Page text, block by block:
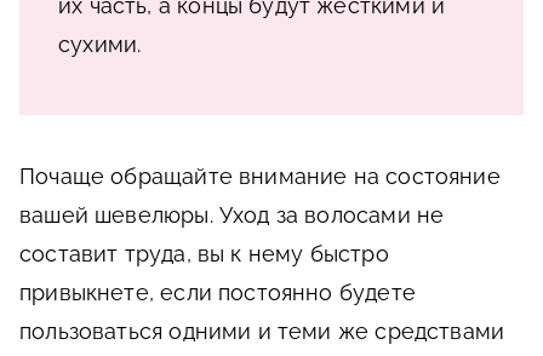
их часть, а концы будут жесткими и
сухими.
Почаще обращайте внимание на состояние
вашей шевелюры. Уход за волосами не
составит труда, вы к нему быстро
привыкнете, если постоянно будете
пользоваться одними и теми же средствами